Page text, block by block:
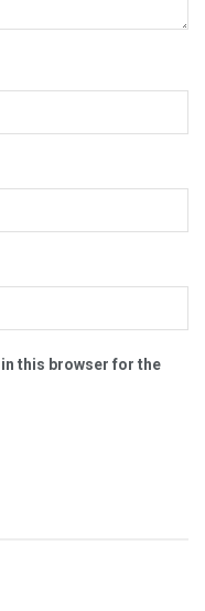
this browser for the